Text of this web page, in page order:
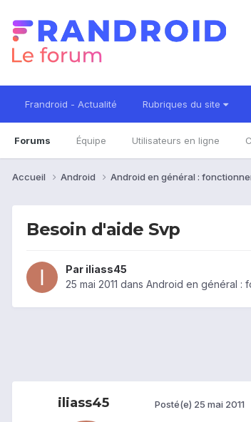
Frandroid - Actualité Rubriques du site
Forums Équipe Utilisateurs en ligne
Accueil Android Android en général :
Besoin d'aide Svp
Par iliass45
25 mai 2011 dans Android en général :
iliass45 Posté(e) 25 mai 2011